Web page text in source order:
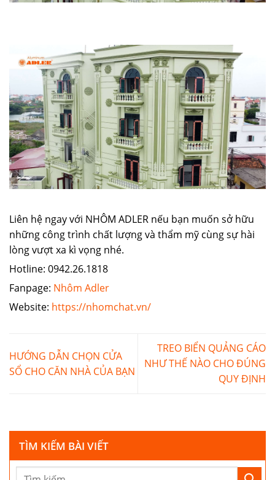
Liên hệ ngay với NHÔM ADLER nếu bạn muốn sở hữu
những công trình chất lượng và thẩm mỹ cùng sự hài
lòng vượt xa kì vọng nhé.
Hotline: 0942.26.1818
Fanpage: Nhôm Adler
Website: https://nhomchat.vn/
HƯỚNG DẪN CHỌN CỬA
SỔ CHO CĂN NHÀ CỦA BẠN
TREO BIỂN QUẢNG CÁO
NHƯ THẾ NÀO CHO ĐÚNG
QUY ĐỊNH
TÌM KIẾM BÀI VIẾT